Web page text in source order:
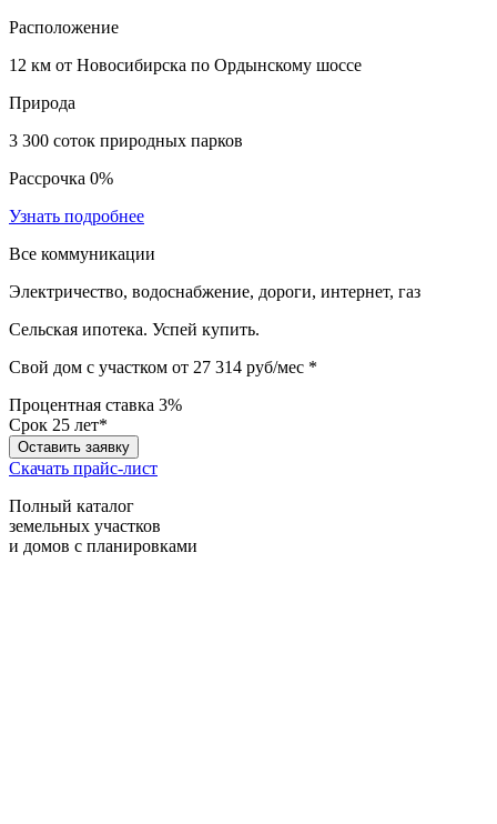
Расположение
12 км от Новосибирска по Ордынскому шоссе
Природа
3 300 соток природных парков
Рассрочка 0%
Узнать подробнее
Все коммуникации
Электричество, водоснабжение, дороги, интернет, газ
Сельская ипотека. Успей купить.
Свой дом с участком от 27 314 руб/мес *
Процентная ставка 3%
Срок 25 лет*
Оставить заявку
Скачать прайс-лист
Полный каталог
земельных участков
и домов с планировками